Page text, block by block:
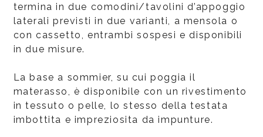
termina in due comodini/tavolini d’appoggio
laterali previsti in due varianti, a mensola o
con cassetto, entrambi sospesi e disponibili
in due misure.
La base a sommier, su cui poggia il
materasso, è disponibile con un rivestimento
in tessuto o pelle, lo stesso della testata
imbottita e impreziosita da impunture.